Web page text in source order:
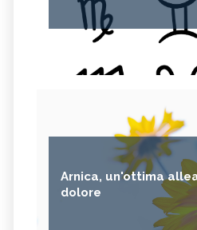
Arnica, un'ottima
dolore